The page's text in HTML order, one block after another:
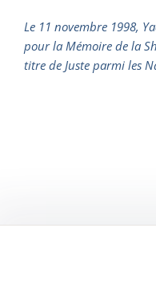
Le 11 novembre 1998,
pour la Mémoire de la
titre de Juste parmi les